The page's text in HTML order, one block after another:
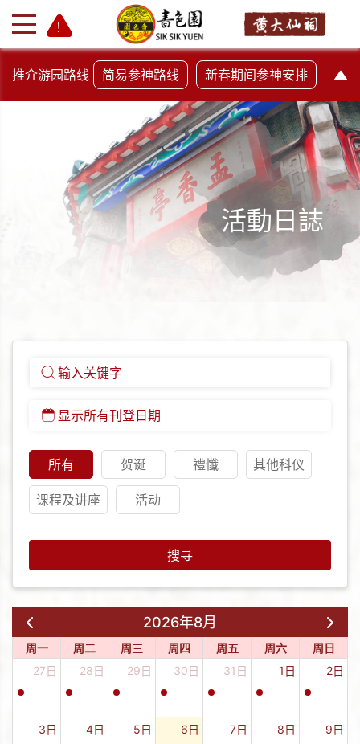
+
推介游园路线 简易参神路线 新春期间参神安排
活動日誌
所有 贺诞 禮懺 其他科仪
课程及讲座 活动
搜寻
2026年8月
周一 周二 周三 周四 周五 周六
周日
27日
28日 29日 30日 31日 1日 2日
3日 4日 5日 6日 7日 8日 9日